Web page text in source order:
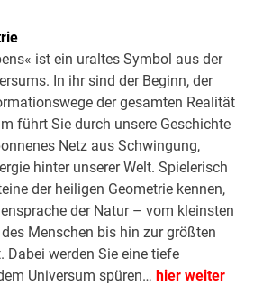
ist ein uraltes Symbol aus der
In ihr sind der Beginn, der
der gesamten Realität
führt Sie durch unsere Geschichte
Netz aus Schwingung,
hinter unserer Welt. Spielerisch
der heiligen Geometrie kennen,
der Natur – vom kleinsten
Menschen bis hin zur größten
werden Sie eine tiefe
Universum spüren… hier weiter